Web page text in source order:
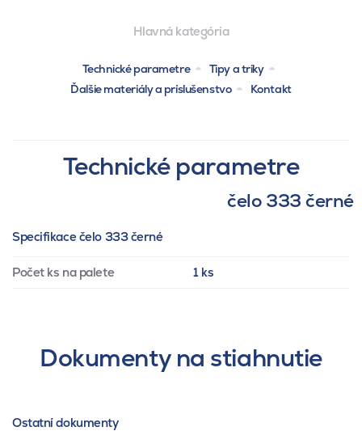
Hlavná kategória
Technické parametre
Tipy a triky
Ďalšie materiály a príslušenstvo
Kontakt
Technické parametre
čelo 333 černé
Specifikace čelo 333 černé
Počet ks na palete 1 ks
Dokumenty na stiahnutie
Ostatní dokumenty